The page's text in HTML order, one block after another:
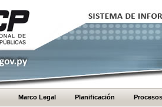
Marco Legal Planificación Procesos